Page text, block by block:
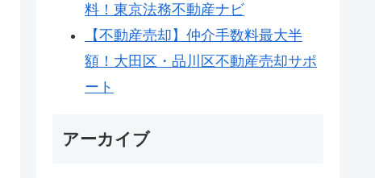
料！東京法務不動産ナビ
【不動産売却】仲介手数料最大半
額！大田区・品川区不動産売却サポ
ート
アーカイブ